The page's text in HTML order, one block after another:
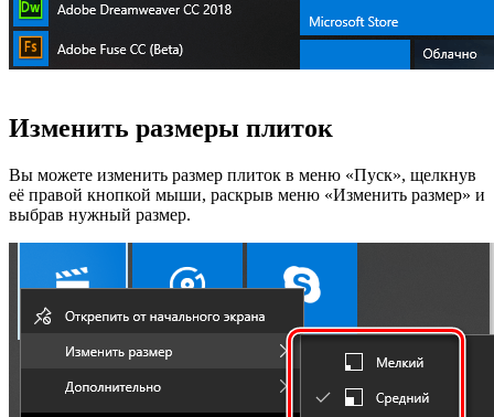
Изменить размеры плиток
Вы можете изменить размер плиток в меню «Пуск», щелкнув
её правой кнопкой мыши, раскрыв меню «Изменить размер» и
выбрав нужный размер.